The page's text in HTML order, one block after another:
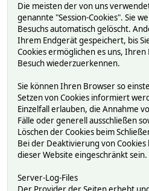
Die meisten der von uns
genannte "Session-Cookies". Sie
Besuchs automatisch gelöscht.
Ihrem Endgerät gespeichert, bis
Cookies ermöglichen es uns,
Besuch wiederzuerkennen.
Sie können Ihren Browser so
Setzen von Cookies informiert
Einzelfall erlauben, die Annahme
Fälle oder generell ausschließen
Löschen der Cookies beim
Bei der Deaktivierung von
dieser Website eingeschränkt sein.
Server-Log-Files